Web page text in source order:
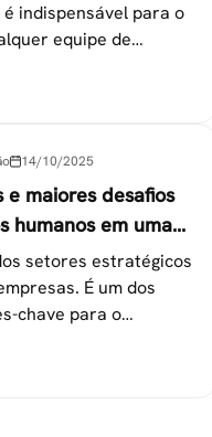
indispensável para o
equipe de
14/10/2025
e maiores desafios
humanos em uma
setores estratégicos
É um dos
chave para o
metas